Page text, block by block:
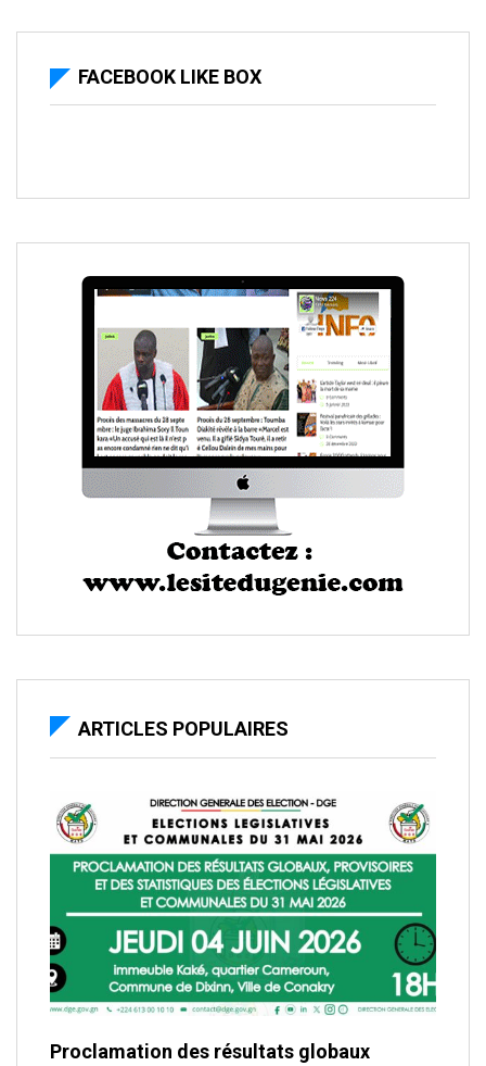
FACEBOOK LIKE BOX
ARTICLES POPULAIRES
Proclamation des résultats globaux